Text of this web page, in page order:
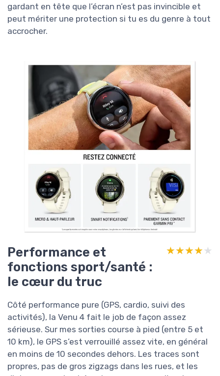
gardant en tête que l’écran n’est pas invincible et
peut mériter une protection si tu es du genre à tout
accrocher.
Performance et
fonctions sport/santé :
le cœur du truc
★★★★★
★★★★★
Côté performance pure (GPS, cardio, suivi des
activités), la Venu 4 fait le job de façon assez
sérieuse. Sur mes sorties course à pied (entre 5 et
10 km), le GPS s’est verrouillé assez vite, en général
en moins de 10 secondes dehors. Les traces sont
propres, pas de gros zigzags dans les rues, et les